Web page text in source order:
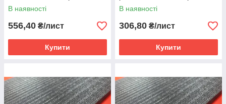
В наявності
556,40 ₴/лист
Купити
В наявності
306,80 ₴/лист
Купити